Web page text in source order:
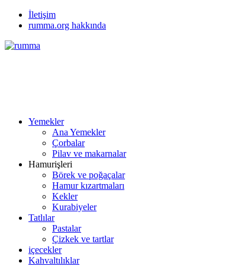
İletişim
rumma.org hakkında
Yemekler
Ana Yemekler
Çorbalar
Pilav ve makarnalar
Hamurişleri
Börek ve poğaçalar
Hamur kızartmaları
Kekler
Kurabiyeler
Tatlılar
Pastalar
Çizkek ve tartlar
içecekler
Kahvaltılıklar